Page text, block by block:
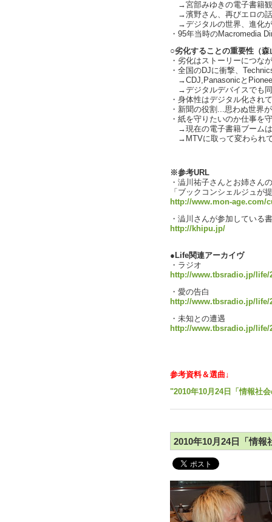
→宮部みゆきの電子書籍
→濱野さん、再びエロの
→デジタルの世界、進化
・95年当時のMacromedia
○劣化することの重要性（森
・劣化はストーリーにつな
・全国のDJに衝撃、
→CDJ,Panasonicと
→デジタルデバイスでも
・身体性はデジタル化され
・新聞の役割...思わぬ世界
・紙を守りたいのか仕事を
→現在の電子書籍ブーム
→MTVに取って変わられ
※参考URL
・澁川祐子さんとお姉さん
「ブックコンシェルジュが
http://www.mon-age.com/
・澁川さんが参加してい
http://khipu.jp/
●Life関連アーカイヴ
・ラジオ
http://www.tbsradio.jp/life/
・愛の告白
http://www.tbsradio.jp/life/
・未知との遭遇
http://www.tbsradio.jp/life/
参考資料＆選曲↓
"2010年10月24日「情報社
2010年10月24日「情